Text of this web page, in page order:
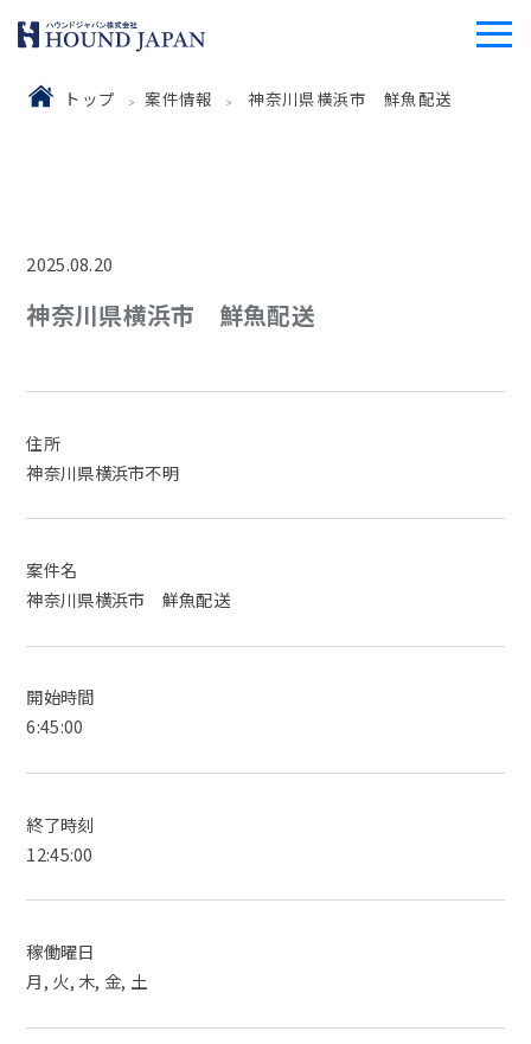
トップ 案件情報 神奈川県横浜市 鮮魚配送
2025.08.20
神奈川県横浜市 鮮魚配送
住所
神奈川県横浜市不明
案件名
神奈川県横浜市 鮮魚配送
開始時間
6:45:00
終了時刻
12:45:00
稼働曜日
月, 火, 木, 金, 土